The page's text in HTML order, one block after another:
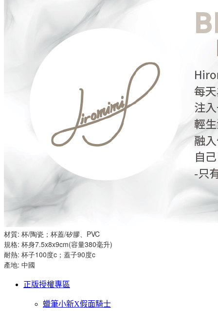
材質: 杯/陶瓷；杯蓋/矽膠、PVC
規格: 杯身7.5x8x9cm(容量380毫升)
耐熱: 杯子100度c；蓋子90度c
產地: 中國
正版授權專區
蠟筆小新X假面騎士